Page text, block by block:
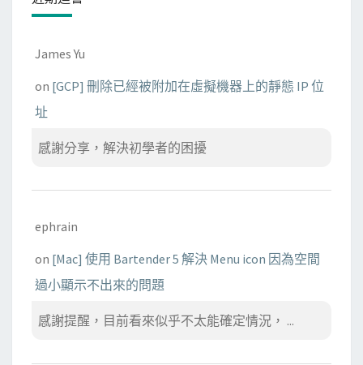
James Yu
on [GCP] 刪除已經被附加在虛擬機器上的靜態 IP 位
址
感謝分享，解決初學者的困擾
ephrain
on [Mac] 使用 Bartender 5 解決 Menu icon 因為空間
過小顯示不出來的問題
感謝提醒，目前看來似乎不太能確定情況， ...